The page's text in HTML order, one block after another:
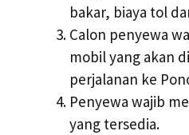
bakar, biaya tol
Calon penyewa
mobil yang akan
perjalanan ke
Penyewa wajib
yang tersedia.